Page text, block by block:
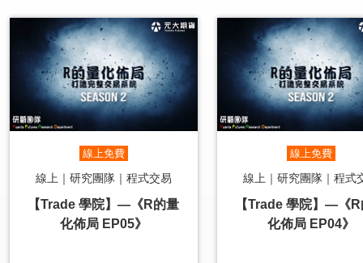
線上免費
線上｜研究團隊｜程式交易
【Trade 學院】—《R的量
化佈局 EP05》
線上免費
線上｜研究團隊｜程式
【Trade 學院】—《
化佈局 EP04》